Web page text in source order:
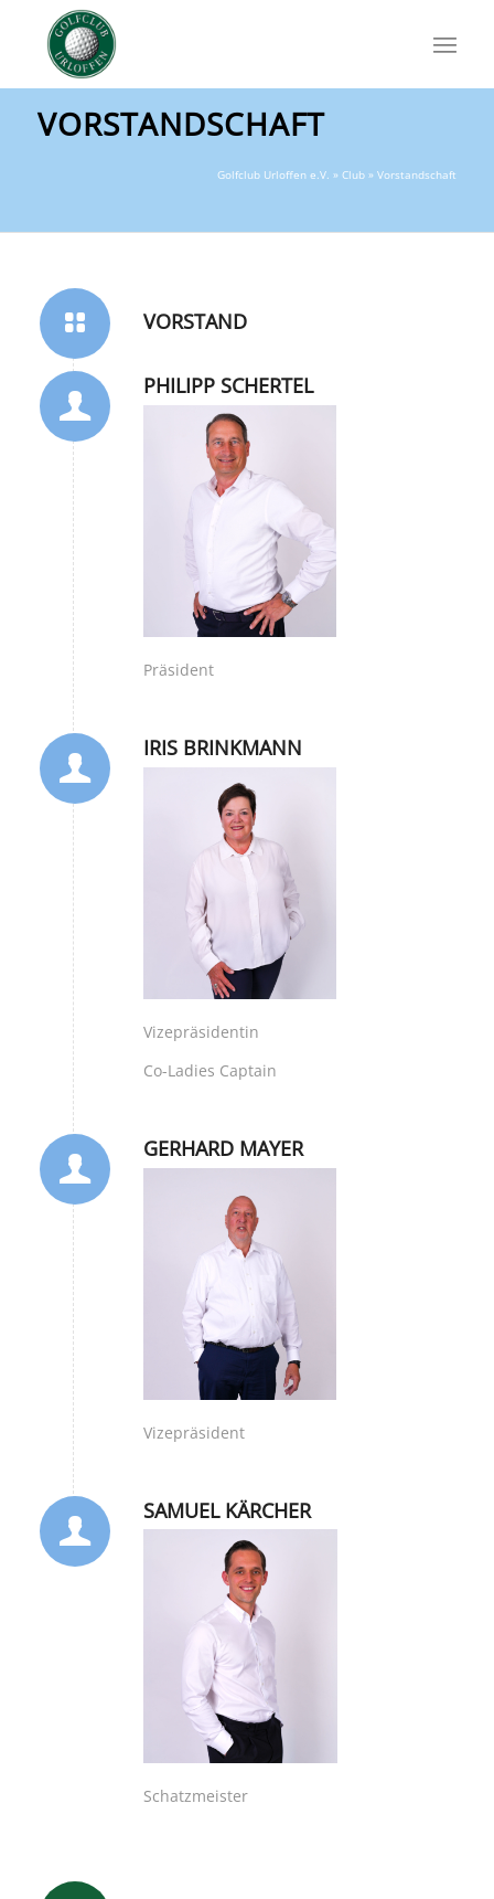
VORSTANDSCHAFT
Golfclub Urloffen e.V. »Club » Vorstandschaft
VORSTAND
PHILIPP SCHERTEL
Präsident
IRIS BRINKMANN
Vizepräsidentin
Co-Ladies Captain
GERHARD MAYER
Vizepräsident
SAMUEL KÄRCHER
Schatzmeister